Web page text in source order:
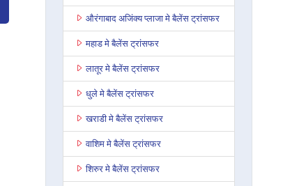
औरंगाबाद अजिंक्य प्लाजा मे बैलेंस ट्रांसफर
महाड मे बैलेंस ट्रांसफर
लातूर मे बैलेंस ट्रांसफर
धुले मे बैलेंस ट्रांसफर
खराडी मे बैलेंस ट्रांसफर
वाशिम मे बैलेंस ट्रांसफर
शिरुर मे बैलेंस ट्रांसफर